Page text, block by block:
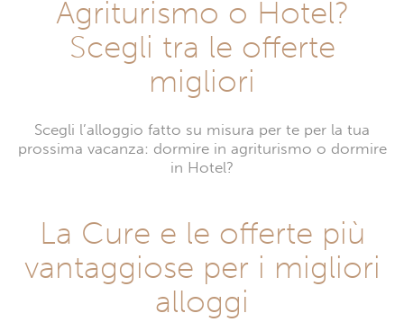
Agriturismo o Hotel?
Scegli tra le offerte
migliori
Scegli l’alloggio fatto su misura per te per la tua
prossima vacanza: dormire in agriturismo o dormire
in Hotel?
La Cure e le offerte più
vantaggiose per i migliori
alloggi